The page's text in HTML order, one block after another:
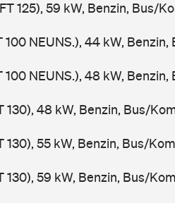
125), 59 kW, Benzin, Bus/
100 NEUNS.), 44 kW,
100 NEUNS.), 48 kW,
130), 48 kW, Benzin, Bus/
130), 55 kW, Benzin, Bus/
130), 59 kW, Benzin, Bus/